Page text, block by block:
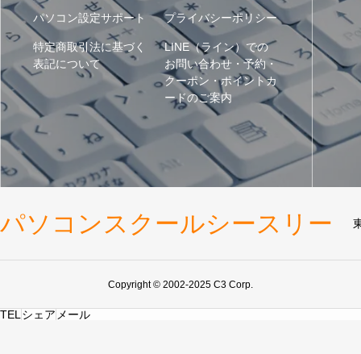
パソコン設定サポート プライバシーポリシー
特定商取引法に基づく
表記について
LINE（ライン）での
お問い合わせ・予約・
クーポン・ポイントカ
ードのご案内
パソコンスクールシースリー
Copyright © 2002-2025 C3 Corp.
TELシェア メール